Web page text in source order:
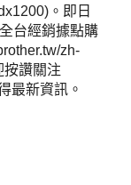
。即日
台經銷據點購
zh-
按讚關注
最新資訊。